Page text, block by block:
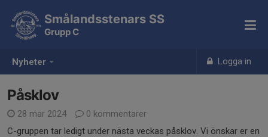
Nyheter Logga in
Smålandsstenars SS
Grupp C
Påsklov
28 mar 2024
0 kommentarer
C-gruppen tar ledigt under nästa veckas påsklov. Vi önskar er en